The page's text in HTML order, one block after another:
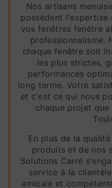
Nos artisans
possèdent l'expertise
vos fenêtres fenêtre
professionnalisme.
chaque fenêtre soit
les plus strictes,
performances
long terme. Votre
et c'est ce qui nous
chaque projet que
En plus de la
produits et de nos
Solutions Carré
service à la
amicale et